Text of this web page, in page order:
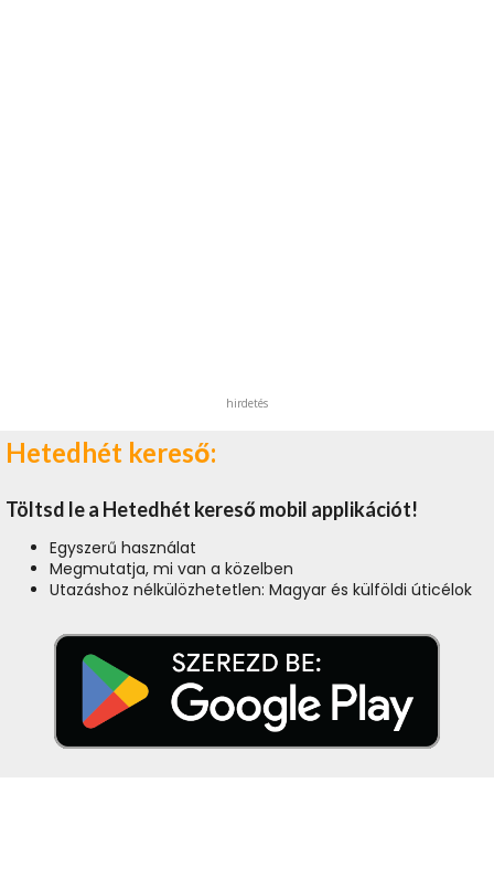
hirdetés
Hetedhét kereső:
Töltsd le a Hetedhét kereső mobil applikációt!
Egyszerű használat
Megmutatja, mi van a közelben
Utazáshoz nélkülözhetetlen: Magyar és külföldi úticélok